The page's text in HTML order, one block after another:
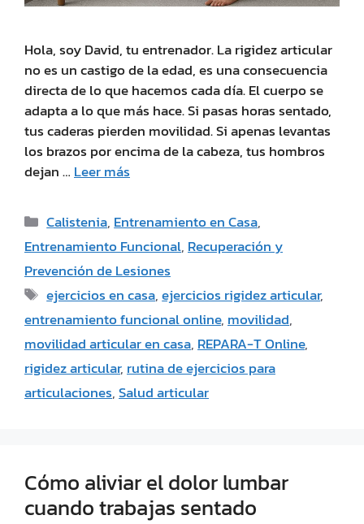
Hola, soy David, tu entrenador. La rigidez articular
no es un castigo de la edad, es una consecuencia
directa de lo que hacemos cada día. El cuerpo se
adapta a lo que más hace. Si pasas horas sentado,
tus caderas pierden movilidad. Si apenas levantas
los brazos por encima de la cabeza, tus hombros
dejan … Leer más
Calistenia, Entrenamiento en Casa,
Entrenamiento Funcional, Recuperación y
Prevención de Lesiones
ejercicios en casa,ejercicios rigidez articular,
entrenamiento funcional online, movilidad,
movilidad articular en casa, REPARA-T Online,
rigidez articular, rutina de ejercicios para
articulaciones,Salud articular
Cómo aliviar el dolor lumbar
cuando trabajas sentado